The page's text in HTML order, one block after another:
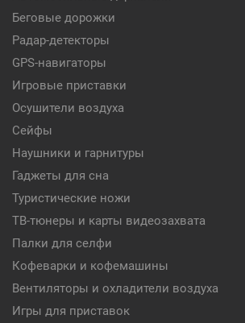
Беговые дорожки
Радар-детекторы
GPS-навигаторы
Игровые приставки
Осушители воздуха
Сейфы
Наушники и гарнитуры
Гаджеты для сна
Туристические ножи
ТВ-тюнеры и карты видеозахвата
Палки для селфи
Кофеварки и кофемашины
Вентиляторы и охладители воздуха
Игры для приставок